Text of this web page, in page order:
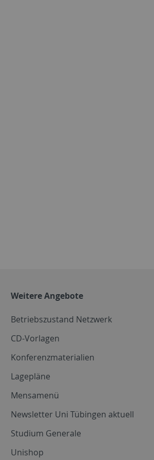
Weitere Angebote
Betriebszustand Netzwerk
CD-Vorlagen
Konferenzmaterialien
Lagepläne
Mensamenü
Newsletter Uni Tübingen aktuell
Studium Generale
Unishop